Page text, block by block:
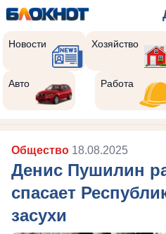
Новости Хозяйство
Авто Работа
Общество 18.08.2025
Денис Пушилин
спасает
засухи